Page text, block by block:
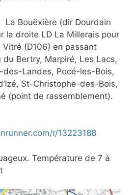
La Bouëxière (dir Dourdain
la droite LD La Millerais pour
(D106) en passant
Bertry, Marpiré, Les Lacs,
des-Landes, Pocé-les-Bois,
St-Christophe-des-Bois,
(point de rassemblement).
r/13223188
Température de 7 à